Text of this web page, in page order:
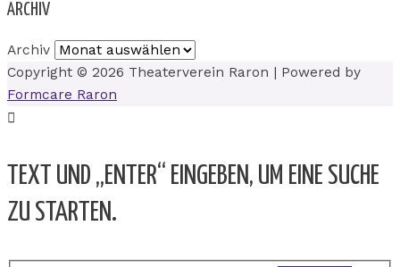
ARCHIV
Archiv
Copyright © 2026 Theaterverein Raron | Powered by
Formcare Raron
TEXT UND „ENTER“ EINGEBEN, UM EINE SUCHE
ZU STARTEN.